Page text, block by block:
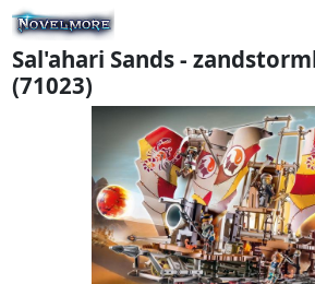
Sal'ahari Sands -
(71023)